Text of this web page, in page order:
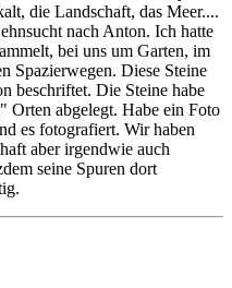
die Landschaft, das Meer....
nach Anton. Ich hatte
bei uns um Garten, im
Spazierwegen. Diese Steine
beschriftet. Die Steine habe
Orten abgelegt. Habe ein Foto
es fotografiert. Wir haben
aber irgendwie auch
seine Spuren dort